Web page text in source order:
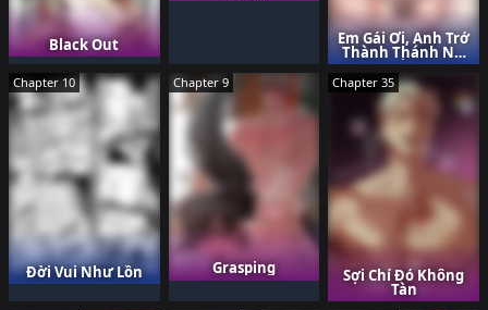
Black Out Em Gái Ơi, Anh Trở
Thành Thánh Nữ
Rồi
Chapter 10
Đời Vui Như Lồn
Chapter 9
Grasping
Chapter 35
Sợi Chỉ Đỏ Không
Tàn